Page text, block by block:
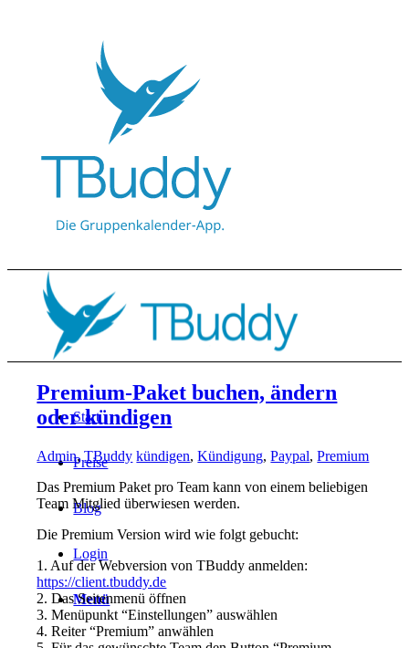
Start
Preise
Blog
Login
Menü
Premium-Paket buchen, ändern
oder kündigen
Admin,TBuddy kündigen,Kündigung,Paypal,Premium
Das Premium Paket pro Team kann von einem beliebigen
Team Mitglied überwiesen werden.
Die Premium Version wird wie folgt gebucht:
1. Auf der Webversion von TBuddy anmelden:
https://client.tbuddy.de
2. Das Seitenmenü öffnen
3. Menüpunkt “Einstellungen” auswählen
4. Reiter “Premium” anwählen